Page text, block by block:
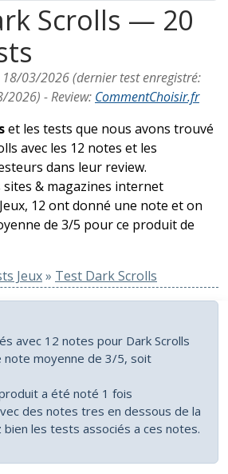
Scrolls — 20
18/03/2026(dernier test enregistré:
2026) -Review: CommentChoisir.fr
et les tests que nous avons trouvé
avec les 12 notes et les
dans leur review.
sites & magazines internet
12 ont donné une note et on
de 3/5 pour ce produit de
Jeux» Test Dark Scrolls
avec 12 notes pour Dark Scrolls
note moyenne de 3/5, soit
a été noté 1 fois
des notes tres en dessous de la
bien les tests associés a ces notes.